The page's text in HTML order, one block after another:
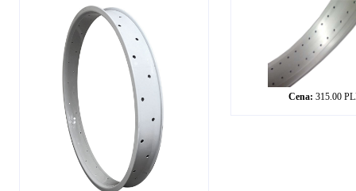
Cena: 315.00